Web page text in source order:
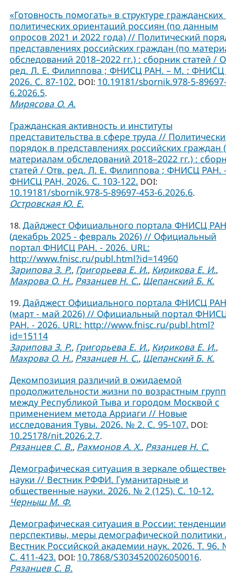
«Готовность помогать» в структуре гражданских
политических ориентаций россиян (по данным
опросов 2021 и 2022 года) // Политический
представлениях российских граждан (по
обследований 2018–2022 гг.) : сборник статей /
ред. Л. Е. Филиппова ; ФНИСЦ РАН. – М. : ФНИСЦ
2026. C. 87-102. DOI: 10.19181/sbornik.978-5-
6.2026.5.
Мирясова О. А.
Гражданская активность и институты
представительства в сфере труда //
порядок в представлениях российских граждан
материалам обследований 2018–2022 гг.) :
статей / Отв. ред. Л. Е. Филиппова ; ФНИСЦ РАН.
ФНИСЦ РАН, 2026. C. 103-122. DOI:
10.19181/sbornik.978-5-89697-453-6.2026.6.
Островская Ю. Е.
18. Дайджест Официального портала ФНИСЦ РАН
(декабрь 2025 - февраль 2026) // Официальный
портал ФНИСЦ РАН. - 2026. URL:
http://www.fnisc.ru/publ.html?id=14960
Зарипова З. Р., Григорьева Е. И., Кирикова Е. И.,
Махрова О. Н., Рязанцев Н. С., Щепанский Б. К.
19. Дайджест Официального портала ФНИСЦ РАН
(март - май 2026) // Официальный портал
РАН. - 2026. URL: http://www.fnisc.ru/publ.html?
id=15114
Зарипова З. Р., Григорьева Е. И., Кирикова Е. И.,
Махрова О. Н., Рязанцев Н. С., Щепанский Б. К.
Декомпозиция различий в ожидаемой
продолжительности жизни по возрастным
между Республикой Тыва и городом Москвой с
применением метода Арриаги // Новые
исследования Тувы. 2026. № 2. С. 95-107. DOI:
10.25178/nit.2026.2.7.
Рязанцев С. В., Рахмонов А. Х., Рязанцев Н. С.
Демографическая ситуация в зеркале
науки // Вестник РФФИ. Гуманитарные и
общественные науки. 2026. № 2 (125). С. 10-12.
Черныш М. Ф.
Демографическая ситуация в России:
перспективы, меры демографической
Вестник Российской академии наук. 2026. Т. 96.
С. 411-423. DOI: 10.7868/S3034520026050016.
Рязанцев С. В.